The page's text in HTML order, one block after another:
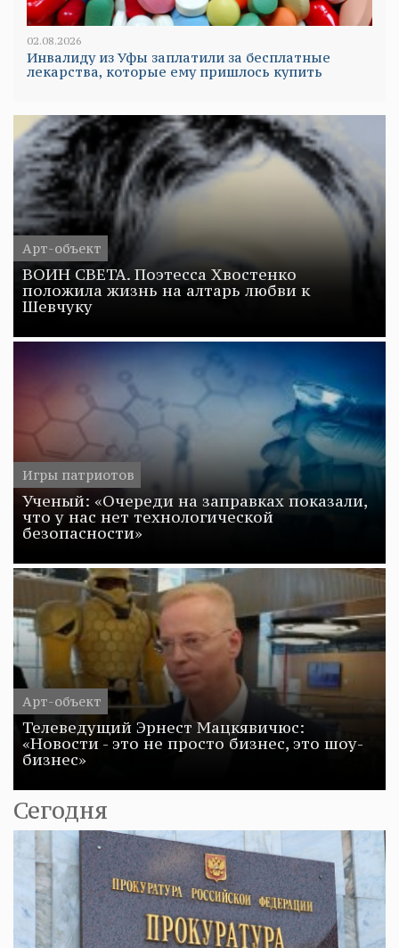
02.08.2026
Инвалиду из Уфы заплатили за бесплатные
лекарства, которые ему пришлось купить
Арт-объект
ВОИН СВЕТА. Поэтесса Хвостенко
положила жизнь на алтарь любви к
Шевчуку
Игры патриотов
Ученый: «Очереди на заправках показали,
что у нас нет технологической
безопасности»
Арт-объект
Телеведущий Эрнест Мацкявичюс:
«Новости - это не просто бизнес, это шоу-
бизнес»
Сегодня